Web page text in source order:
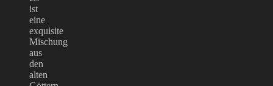
ist
eine
exquisite
Mischung
aus
den
alten